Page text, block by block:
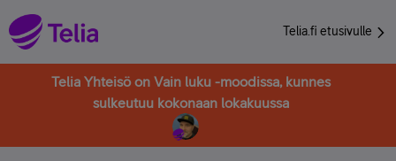
Telia.fi etusivulle
Telia Yhteisö on Vain luku -moodissa, kunnes
sulkeutuu kokonaan lokakuussa